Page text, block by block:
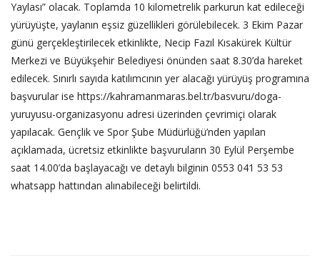
Yaylası” olacak. Toplamda 10 kilometrelik parkurun kat edileceği
yürüyüşte, yaylanın eşsiz güzellikleri görülebilecek. 3 Ekim Pazar
günü gerçekleştirilecek etkinlikte, Necip Fazıl Kısakürek Kültür
Merkezi ve Büyükşehir Belediyesi önünden saat 8.30’da hareket
edilecek. Sınırlı sayıda katılımcının yer alacağı yürüyüş programına
başvurular ise https://kahramanmaras.bel.tr/basvuru/doga-
yuruyusu-organizasyonu adresi üzerinden çevrimiçi olarak
yapılacak. Gençlik ve Spor Şube Müdürlüğü’nden yapılan
açıklamada, ücretsiz etkinlikte başvuruların 30 Eylül Perşembe
saat 14.00’da başlayacağı ve detaylı bilginin 0553 041 53 53
whatsapp hattından alınabileceği belirtildi.